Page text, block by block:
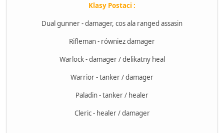
Klasy Postaci :
Dual gunner - damager, cos ala ranged assasin
Rifleman - równiez damager
Warlock - damager / delikatny heal
Warrior - tanker / damager
Paladin - tanker / healer
Cleric - healer / damager